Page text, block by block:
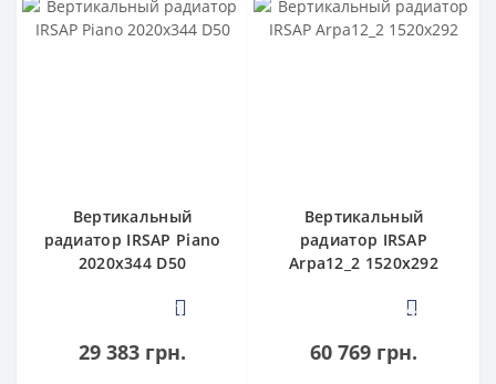
Вертикальный
радиатор IRSAP Piano
2020x344 D50
1
29 383 грн.
Вертикальный
радиатор IRSAP
Arpa12_2 1520x292
4
60 769 грн.